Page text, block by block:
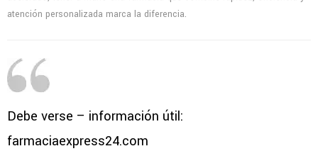
atención personalizada marca la diferencia.
Debe verse – información útil:
farmaciaexpress24.com